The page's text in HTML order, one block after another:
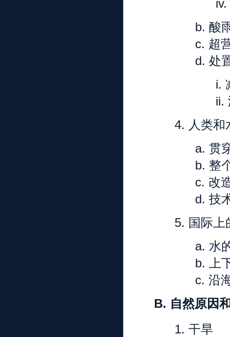
iv.
b. 酸
c. 超
d. 处
i.
ii.
4. 人类
a. 贯
b. 整
c. 改
d. 技
5. 国际上
a. 水
b.
上
c. 沿
B. 自然原因
1. 干旱